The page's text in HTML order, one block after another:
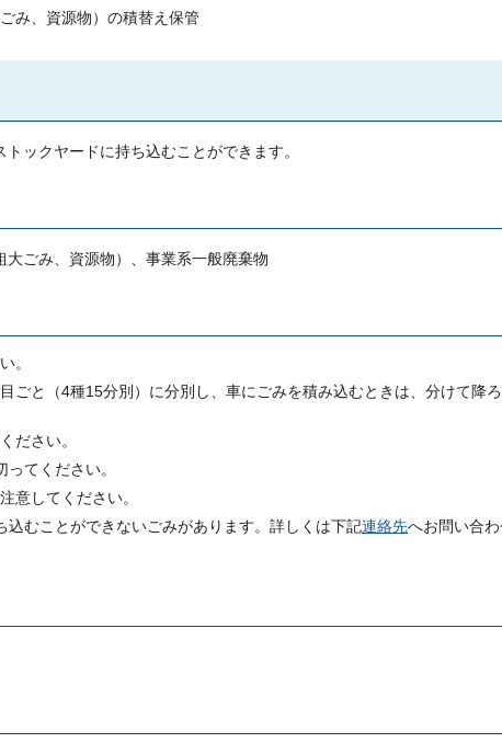
み、資源物）の積替え保管
ックヤードに持ち込むことができます。
ごみ、資源物）、事業系一般廃棄物
。
ごと（4種15分別）に分別し、車にごみを積み込むときは、分けて降
ださい。
てください。
意してください。
むことができないごみがあります。詳しくは下記連絡先へお問い合